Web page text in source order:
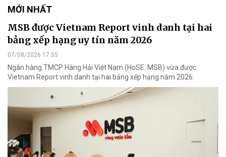
MỚI NHẤT
MSB được Vietnam Report vinh danh tại hai
bảng xếp hạng uy tín năm 2026
07/08/2026 17:55
Ngân hàng TMCP Hàng Hải Việt Nam (HoSE: MSB) vừa được
Vietnam Report vinh danh tại hai bảng xếp hạng năm 2026.